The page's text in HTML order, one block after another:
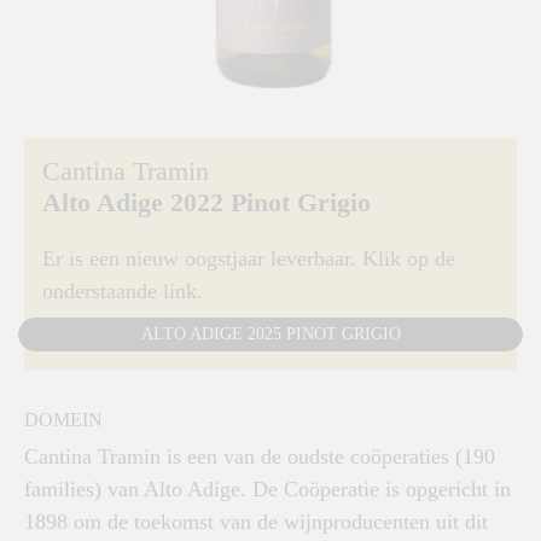
Cantina Tramin
Alto Adige 2022 Pinot Grigio
Er is een nieuw oogstjaar leverbaar. Klik op de
onderstaande link.
ALTO ADIGE 2025 PINOT GRIGIO
DOMEIN
Cantina Tramin is een van de oudste coöperaties (190
families) van Alto Adige. De Coöperatie is opgericht in
1898 om de toekomst van de wijnproducenten uit dit